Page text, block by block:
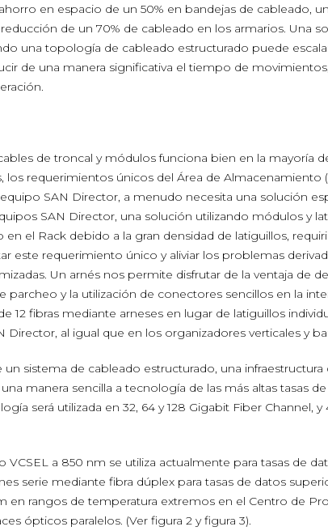
en espacio de un 50% en bandejas de cableado,
de un 70% de cableado en los armarios. Una
una topología de cableado estructurado puede
de una manera significativa el tiempo de
de troncal y módulos funciona bien en la mayoría
requerimientos únicos del Área de Almacenamiento
SAN Director, a menudo necesita una solución
SAN Director, una solución utilizando módulos y
en el Rack debido a la gran densidad de latiguillos,
este requerimiento único y aliviar los problemas
Un arnés nos permite disfrutar de la ventaja de
parcheo y la utilización de conectores sencillos en la
12 fibras mediante arneses en lugar de latiguillos
al igual que en los organizadores verticales y
sistema de cableado estructurado, una infraestructura
manera sencilla a tecnología de las más altas tasas
será utilizada en 32, 64 y 128 Gigabit Fiber Channel,
VCSEL a 850 nm se utiliza actualmente para tasas de
serie mediante fibra dúplex para tasas de datos
en rangos de temperatura extremos en el Centro de
ópticos paralelos. (Ver figura 2 y figura 3).